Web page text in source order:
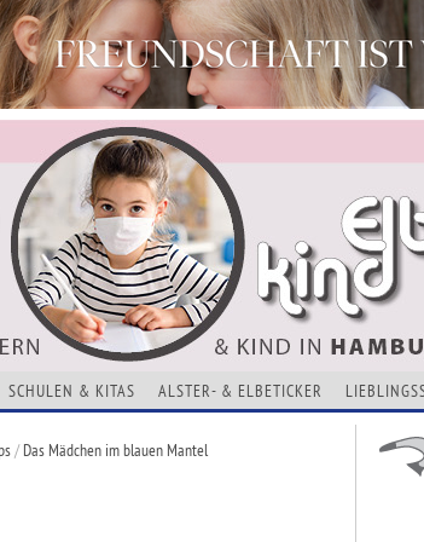
- AKTUELLES FÜR ELTERN UND KINDER
KURSE, ADRESSEN UND THEMEN
Alles Neu - Infos zur Website
SCHULEN & KITAS ALSTER- & ELBETICKER
/Das Mädchen im blauen Mantel